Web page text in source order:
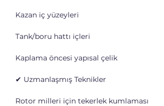
Kazan iç yüzeyleri
Tank/boru hattı içleri
Kaplama öncesi yapısal çelik
✔ Uzmanlaşmış Teknikler
Rotor milleri için tekerlek kumlaması